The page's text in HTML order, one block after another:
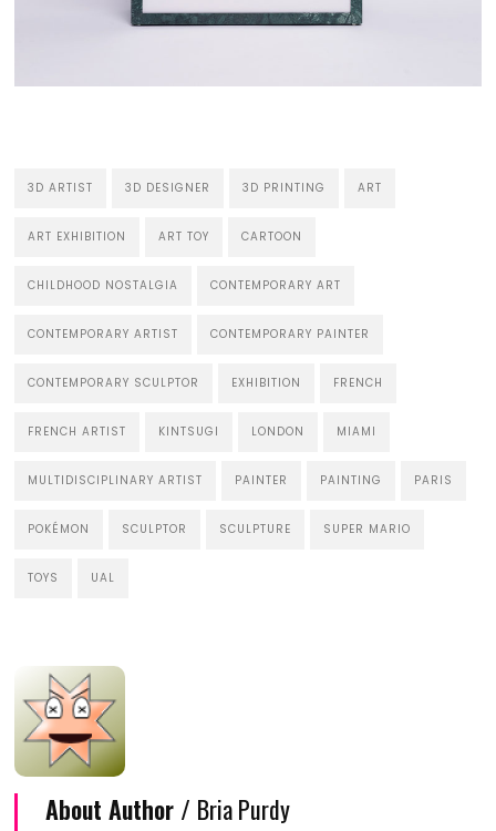
3D ARTIST 3D DESIGNER 3D PRINTING ART
ART EXHIBITION ART TOY CARTOON
CHILDHOOD NOSTALGIA CONTEMPORARY ART
CONTEMPORARY ARTIST CONTEMPORARY PAINTER
CONTEMPORARY SCULPTOR EXHIBITION FRENCH
FRENCH ARTIST KINTSUGI LONDON MIAMI
MULTIDISCIPLINARY ARTIST PAINTER PAINTING PARIS
POKÉMON SCULPTOR SCULPTURE SUPER MARIO
TOYS UAL
About Author / Bria Purdy